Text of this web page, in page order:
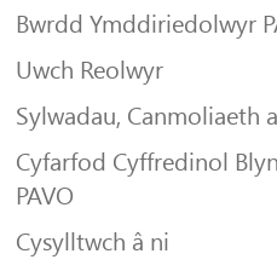
Bwrdd Ymddiriedolwyr
Uwch Reolwyr
Sylwadau, Canmoliaeth
Cyfarfod Cyffredinol
PAVO
Cysylltwch â ni